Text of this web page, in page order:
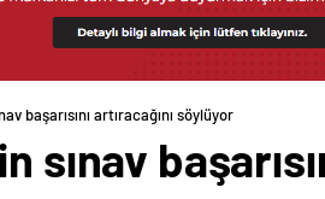
başarısını artıracağını söylüyor
sınav